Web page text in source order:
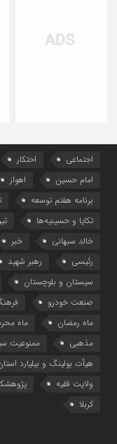
اجتماعی احتکار
امام حسین
اهواز
برنامه هفتم توسعه
تکایا و حسینیه‌ها
خالد سبهانی
خبر
رئیسی
رهبر شهید
سیستان و بلوچستان
صنعت خودرو
ماه رمضان
ماه
مذهبی
ممنوعیت
هیأت بولینگ و بیلیارد
ولایت فقیه
کربلا